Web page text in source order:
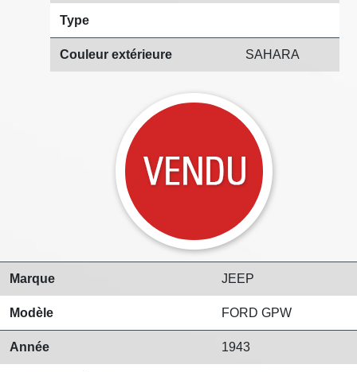
Type
Couleur extérieure SAHARA
Marque JEEP
Modèle FORD GPW
Année 1943